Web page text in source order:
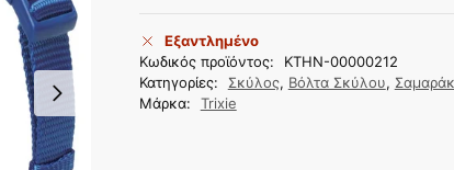
Εξαντλημένο
Κωδικός προϊόντος:
KTHN-00000212
Κατηγορίες:
Σκύλος, Βόλτα Σκύλου,
Μάρκα:
Trixie